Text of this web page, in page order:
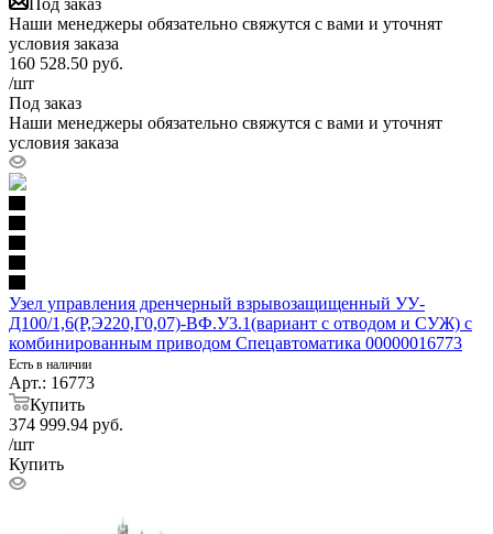
Наши менеджеры обязательно свяжутся с вами и уточнят
условия заказа
160 528.50 руб.
/шт
Под заказ
Наши менеджеры обязательно свяжутся с вами и уточнят
условия заказа
Узел управления дренчерный взрывозащищенный УУ-
Д100/1,6(Р,Э220,Г0,07)-ВФ.У3.1(вариант с отводом и СУЖ) с
комбинированным приводом Спецавтоматика 00000016773
Есть в наличии
Арт.: 16773
Купить
374 999.94 руб.
/шт
Купить